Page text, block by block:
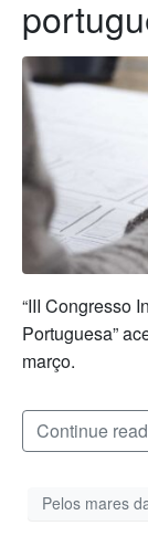
“III Congresso
Portuguesa”
março.
Continue
Pelos mares